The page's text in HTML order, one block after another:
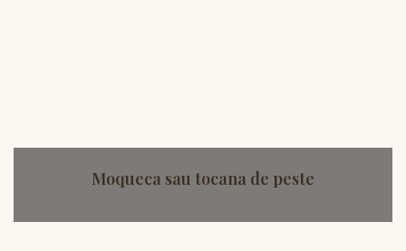
Moqueca sau tocana de peste